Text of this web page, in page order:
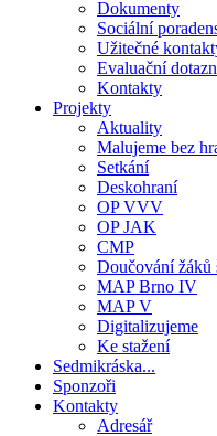
Dokumenty
Sociální
Užitečné
Evaluační
Kontakty
Projekty
Aktuality
Malujeme bez
Setkání
Deskohraní
OP VVV
OP JAK
CMP
Doučování žáků
MAP Brno IV
MAP V
Digitalizujeme
Ke stažení
Sedmikráska...
Sponzoři
Kontakty
Adresář